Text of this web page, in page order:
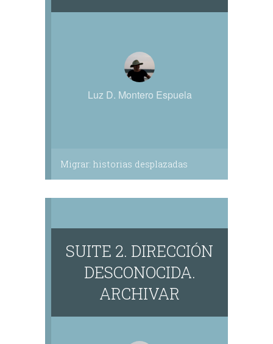
Luz D. Montero Espuela
Migrar: historias desplazadas
SUITE 2. DIRECCIÓN
DESCONOCIDA.
ARCHIVAR